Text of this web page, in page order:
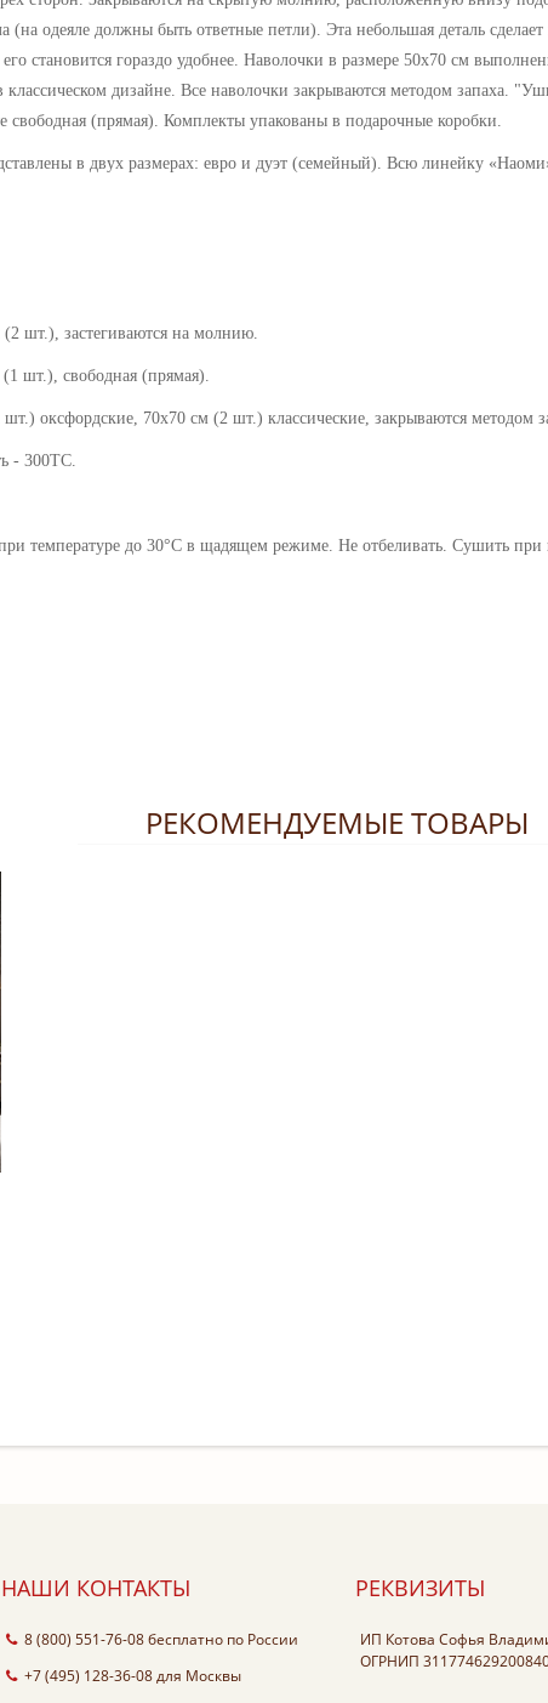
(на одеяле должны быть ответные петли). Эта небольшая деталь
его становится гораздо удобнее. Наволочки в размере 50х70 см
дизайне. Все наволочки закрываются методом запаха.
свободная (прямая). Комплекты упакованы в подарочные коробки.
в двух размерах: евро и дуэт (семейный). Всю линейку «Наоми
шт.), застегиваются на молнию.
(прямая).
70х70 см (2 шт.) классические, закрываются методом
- 300ТС.
температуре до 30°C в щадящем режиме. Не отбеливать. Сушить при
РЕКОМЕНДУЕМЫЕ ТОВАРЫ
НАШИ КОНТАКТЫ
8 (800) 551-76-08бесплатно по России
+7 (495) 128-36-08для Москвы
РЕКВИЗИТЫ
ИП Котова Софья
ОГРНИП